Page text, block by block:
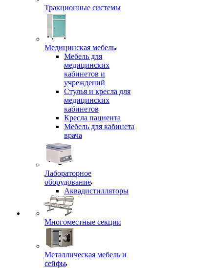
Тракционные системы
Медицинская мебель
Мебель для
медицинских
кабинетов и
учреждений
Стулья и кресла для
медицинских
кабинетов
Кресла пациента
Мебель для кабинета
врача
Лабораторное
оборудование
Аквадистилляторы
Многоместные секции
Металлическая мебель и
сейфы